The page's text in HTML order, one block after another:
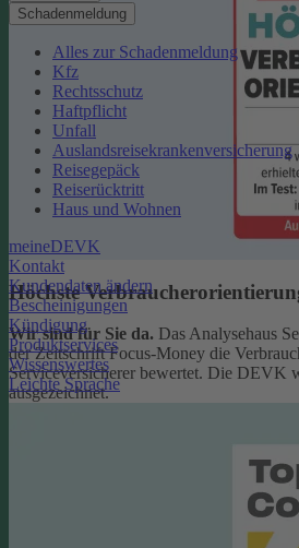
Schadenmeldung
Alles zur Schadenmeldung
Kfz
Rechtsschutz
Haftpflicht
Unfall
Auslandsreisekrankenversicherung
Reisegepäck
Reiserücktritt
Haus und Wohnen
meineDEVK
Kontakt
Kundendaten ändern
Bescheinigungen
Kündigung
Produktservices
Wissenswertes
Leichte Sprache
Höchste
Wir sind für Sie da. Das Analysehaus
der Zeitschrift Focus-Money die
Serviceversicherer bewertet. Die DEVK
ausgezeichnet.